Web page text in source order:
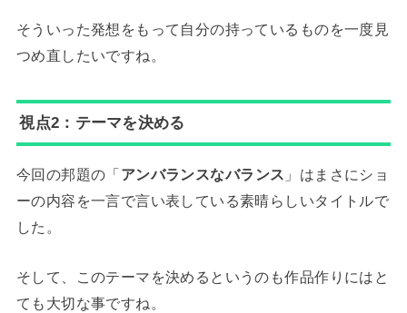
そういった発想をもって自分の持っているものを一度見
つめ直したいですね。
視点2：テーマを決める
今回の邦題の「アンバランスなバランス 」はまさにショ
ーの内容を一言で言い表している素晴らしいタイトルで
した。
そして、このテーマを決めるというのも作品作りにはと
ても大切な事ですね。